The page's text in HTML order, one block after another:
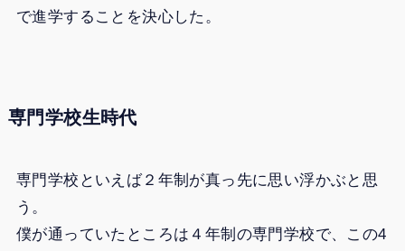
で進学することを決心した。
専門学校生時代
専門学校といえば２年制が真っ先に思い浮かぶと思
う。
僕が通っていたところは４年制の専門学校で、この4